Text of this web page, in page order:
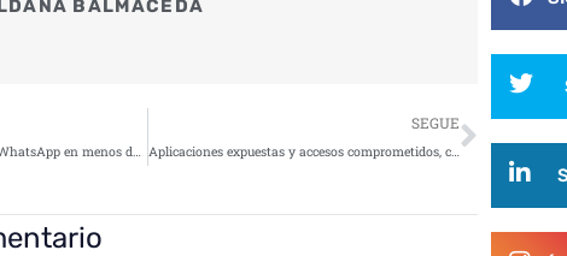
BALMACEDA
Cómo perder 577 euros por WhatsApp en menos de 30 minutos
SEGUE
Aplicaciones expuestas y accesos comprometidos, claves en los ciberataques de 2025